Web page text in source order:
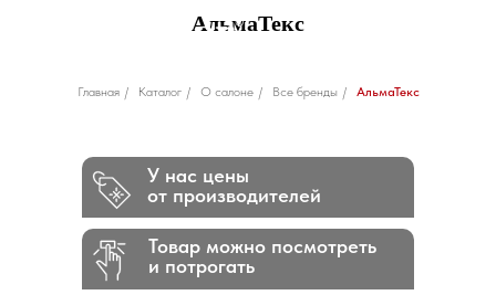
АльмаТекс
Главная / Каталог / О салоне / Все бренды / АльмаТекс
Товар можно посмотреть
и потрогать
У нас цены
от производителей